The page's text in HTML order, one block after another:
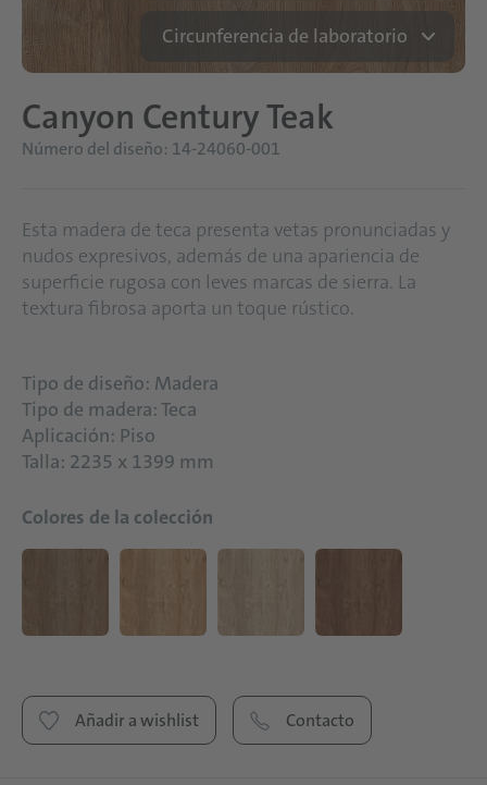
Circunferencia de laboratorio
Canyon Century Teak
Número del diseño: 14-24060-001
Esta madera de teca presenta vetas pronunciadas y
nudos expresivos, además de una apariencia de
superficie rugosa con leves marcas de sierra. La
textura fibrosa aporta un toque rústico.
Tipo de diseño: Madera
Tipo de madera: Teca
Aplicación: Piso
Talla: 2235 x 1399 mm
Colores de la colección
Añadir a wishlist Contacto